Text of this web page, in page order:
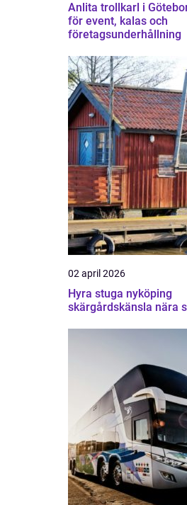
Anlita trollkarl i
för event, kalas och
företagsunderhållning
02 april 2026
Hyra stuga nyköping
skärgårdskänsla nära